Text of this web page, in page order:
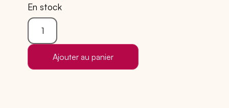
En stock
Ajouter au panier